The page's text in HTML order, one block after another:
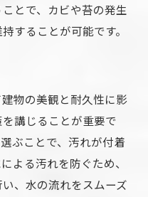
とで、カビや苔の発生
することが可能です。
物の美観と耐久性に影
講じることが重要で
ぶことで、汚れが付着
よる汚れを防ぐため、
、水の流れをスムーズ